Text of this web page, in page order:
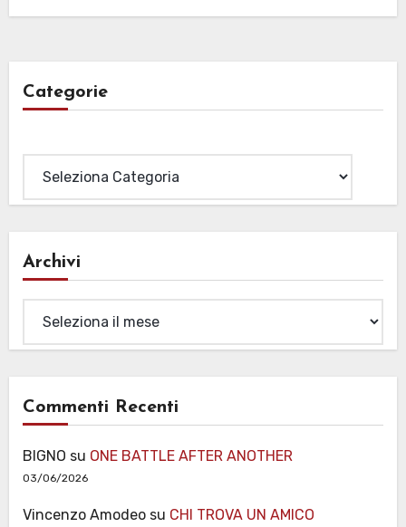
Categorie
Archivi
Commenti Recenti
BIGNO su ONE BATTLE AFTER ANOTHER
03/06/2026
Vincenzo Amodeosu CHI TROVA UN AMICO